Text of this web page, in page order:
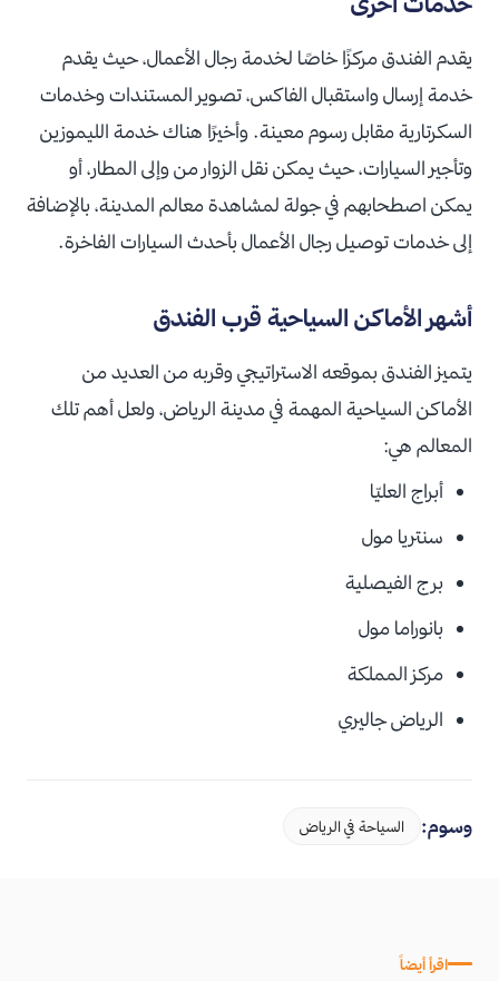
يقدم الفندق مركزًا خاصًا لخدمة رجال الأعمال، حيث يقدم
خدمة إرسال واستقبال الفاكس، تصوير المستندات وخدمات
السكرتارية مقابل رسوم معينة. وأخيرًا هناك خدمة الليموزين
وتأجير السيارات، حيث يمكن نقل الزوار من وإلى المطار، أو
يمكن اصطحابهم في جولة لمشاهدة معالم المدينة، بالإضافة
إلى خدمات توصيل رجال الأعمال بأحدث السيارات الفاخرة.
أشهر الأماكن السياحية قرب الفندق
يتميز الفندق بموقعه الاستراتيجي وقربه من العديد من
الأماكن السياحية المهمة في مدينة الرياض، ولعل أهم تلك
المعالم هي:
أبراج العليّا
سنتريا مول
برج الفيصلية
بانوراما مول
مركز المملكة
الرياض جاليري
وسوم: السياحة في الرياض
اقرأ أيضاً